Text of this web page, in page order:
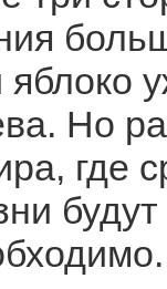
яблоко
Но
где
будут